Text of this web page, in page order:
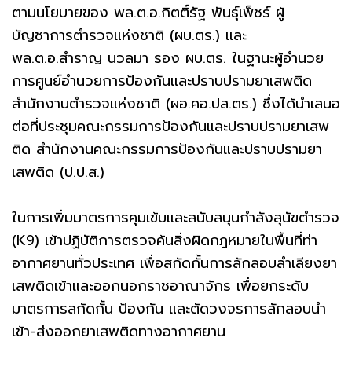
ตามนโยบายของ พล.ต.อ.กิตติ์รัฐ พันธุ์เพ็ชร์ ผู้
บัญชาการตำรวจแห่งชาติ (ผบ.ตร.) และ
พล.ต.อ.สำราญ นวลมา รอง ผบ.ตร. ในฐานะผู้อำนวย
การศูนย์อำนวยการป้องกันและปราบปรามยาเสพติด
สำนักงานตำรวจแห่งชาติ (ผอ.ศอ.ปส.ตร.) ซึ่งได้นำเสนอ
ต่อที่ประชุมคณะกรรมการป้องกันและปราบปรามยาเสพ
ติด สำนักงานคณะกรรมการป้องกันและปราบปรามยา
เสพติด (ป.ป.ส.)
ในการเพิ่มมาตรการคุมเข้มและสนับสนุนกำลังสุนัขตำรวจ
(K9) เข้าปฏิบัติการตรวจค้นสิ่งผิดกฎหมายในพื้นที่ท่า
อากาศยานทั่วประเทศ เพื่อสกัดกั้นการลักลอบลำเลียงยา
เสพติดเข้าและออกนอกราชอาณาจักร เพื่อยกระดับ
มาตรการสกัดกั้น ป้องกัน และตัดวงจรการลักลอบนำ
เข้า-ส่งออกยาเสพติดทางอากาศยาน